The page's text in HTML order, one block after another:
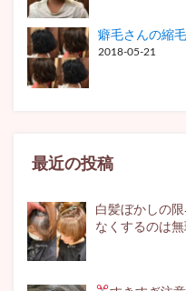
癖毛さんの縮
2018-05-21
最近の投稿
白髪ぼかしの
なくするのは無